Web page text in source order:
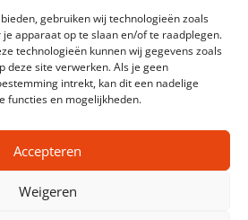
gebruiken wij technologieën zoals
apparaat op te slaan en/of te raadplegen.
technologieën kunnen wij gegevens zoals
deze site verwerken. Als je geen
intrekt, kan dit een nadelige
functies en mogelijkheden.
Accepteren
Weigeren